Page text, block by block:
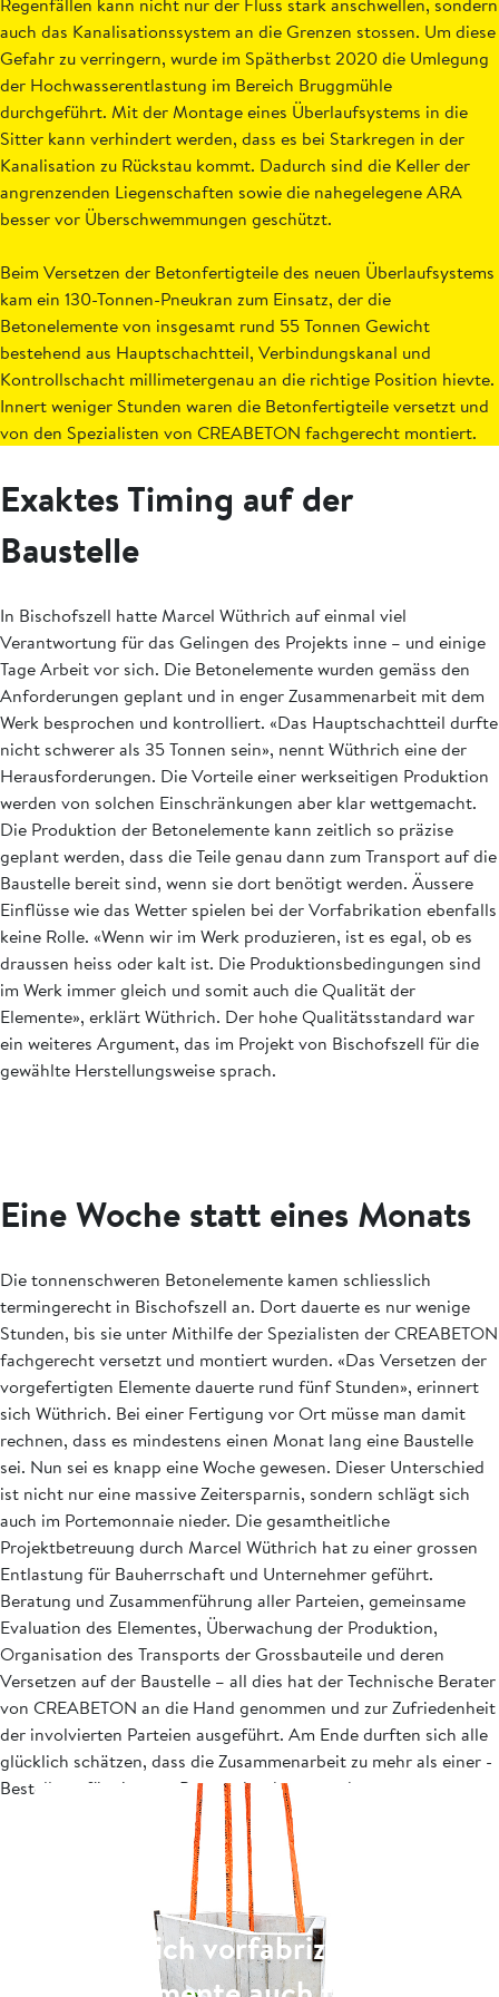
auch das Kanalisationssystem an die Grenzen stossen. Um diese
Gefahr zu verringern, wurde im Spätherbst 2020 die Umlegung
der Hochwasserentlastung im Bereich Bruggmühle
durchgeführt. Mit der Montage eines Überlaufsystems in die
Sitter kann verhindert werden, dass es bei Starkregen in der
Kanalisation zu Rückstau kommt. Dadurch sind die Keller der
angrenzenden Liegenschaften sowie die nahegelegene ARA
besser vor Überschwemmungen geschützt.
Beim Versetzen der Betonfertigteile des neuen Überlauf­systems
kam ein 130-Tonnen-Pneukran zum Einsatz, der ­die
Betonelemente von insgesamt rund 55 Tonnen Gewicht
bestehend aus Hauptschachtteil, Verbindungskanal und
Kontrollschacht millimetergenau an die richtige Position hievte.
Innert weniger Stunden waren die Betonfertigteile versetzt und
von den Spezialisten von CREABETON fachgerecht montiert.
Exaktes Timing auf der
Baustelle
In Bischofszell hatte Marcel Wüthrich auf einmal viel
Verantwortung für das ­Gelingen des Projekts inne – und einige
Tage Arbeit vor sich. Die Betonelemente wurden gemäss den
Anforderungen geplant und in enger Zusammenarbeit mit dem
Werk ­besprochen und kontrolliert. «Das Hauptschachtteil durfte
nicht schwerer als 35 Tonnen sein», nennt Wüthrich eine der
Herausforderungen. Die Vorteile einer werkseitigen Produktion
werden von solchen Einschränkungen aber klar wettgemacht.
Die Produktion der Betonelemente kann zeitlich so präzise
geplant werden, dass die Teile genau dann zum Transport auf die
Baustelle bereit sind, wenn sie dort benötigt werden. Äussere
Einflüsse wie das Wetter spielen bei der Vorfabrikation ebenfalls
keine Rolle. «Wenn wir im Werk produzieren, ist es egal, ob es
draussen heiss oder kalt ist. Die Produktionsbedingungen sind
im Werk immer gleich und somit auch die Qualität der
Elemente», ­erklärt Wüthrich. Der hohe Qualitäts­stand­ard war
ein weiteres Argument, das im Projekt von Bischofszell für die
gewählte Herstellungsweise sprach.
Eine Woche statt eines Monats
Die tonnenschweren Betonelemente kamen schliesslich
termingerecht in ­Bischofszell an. Dort dauerte es nur wenige
Stunden, bis sie unter Mithilfe der Spezia­listen der CREABETON
fachgerecht versetzt und montiert wurden. «Das Versetzen der
vorgefertigten Elemente dauerte rund fünf Stunden», erinnert
sich Wüthrich. Bei einer Fertigung vor Ort müsse man damit
rechnen, dass es mindestens einen Monat lang eine Baustelle
sei. Nun sei es knapp eine Woche gewesen. Dieser Unterschied
ist nicht nur eine massive Zeiter­sparnis, sondern schlägt sich
auch im Portemonnaie nieder. Die gesamtheitliche
Projektbetreuung durch Marcel Wüthrich hat zu einer grossen
Entlastung für Bauherrschaft und Unter­nehmer geführt.
Beratung und Zusammenführung aller Parteien, gemeinsame
Evaluation des Elementes, Überwachung der Produktion,
Organisation des Transports der Grossbauteile und deren
Versetzen auf der Baustelle – all dies hat der Technische ­Berater
von CREABETON an die Hand ­genommen und zur Zufriedenheit
der involvierten Parteien ausgeführt. Am Ende durften sich alle
glücklich schätzen, dass die ­Zusam­menarbeit zu mehr als einer ­
Bestel­lung für ein paar Betonrohre her­anwuchs.
Lohnen sich vorfabrizierte